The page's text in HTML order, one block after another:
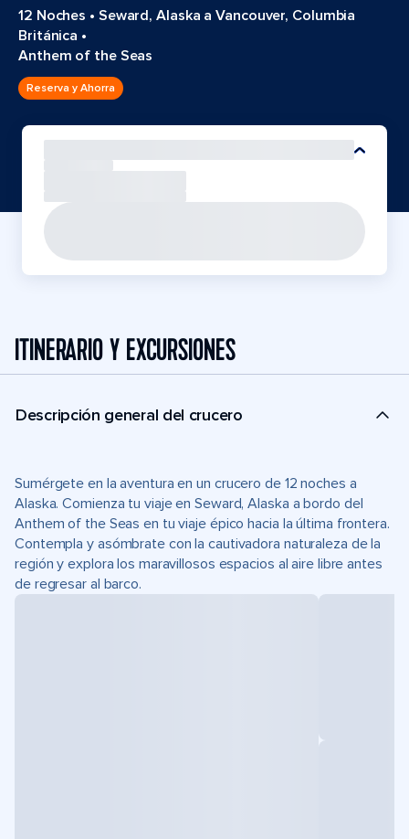
12 Noches • Seward, Alaska a Vancouver, Columbia
Británica •
Anthem of the Seas
Reserva y Ahorra
ITINERARIO Y EXCURSIONES
Descripción general del crucero
Sumérgete en la aventura en un crucero de 12 noches a
Alaska. Comienza tu viaje en Seward, Alaska a bordo del
Anthem of the Seas en tu viaje épico hacia la última frontera.
Contempla y asómbrate con la cautivadora naturaleza de la
región y explora los maravillosos espacios al aire libre antes
de regresar al barco.